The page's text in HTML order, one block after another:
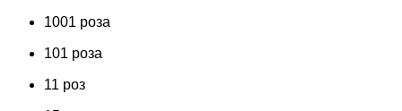
1001 роза
101 роза
11 роз